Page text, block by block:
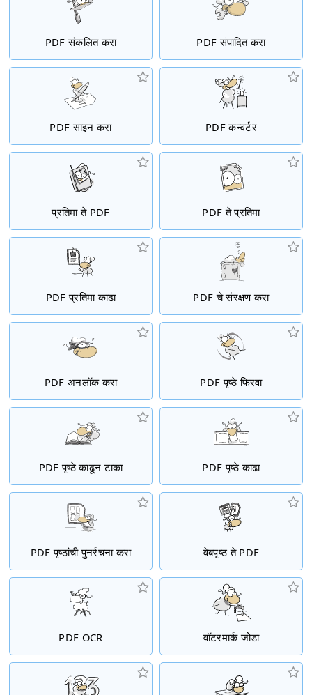
PDF संकलित करा PDF संपादित करा
PDF साइन करा PDF कन्वर्टर
प्रतिमा ते PDF PDF ते प्रतिमा
PDF प्रतिमा काढा PDF चे संरक्षण करा
PDF अनलॉक करा PDF पृष्ठे फिरवा
PDF पृष्ठे काढून टाका PDF पृष्ठे काढा
PDF पृष्ठांची पुनर्रचना करा वेबपृष्ठ ते PDF
PDF OCR वॉटरमार्क जोडा